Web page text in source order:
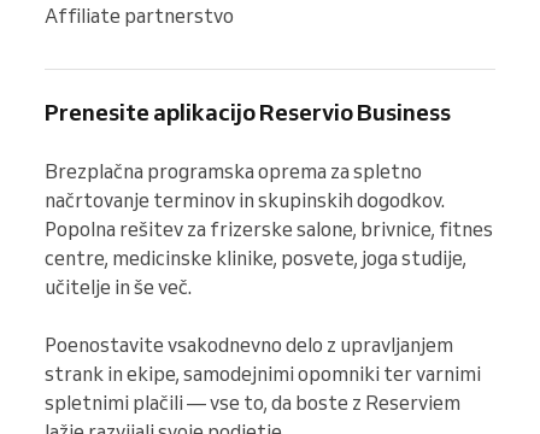
Affiliate partnerstvo
Prenesite aplikacijo Reservio Business
Brezplačna programska oprema za spletno
načrtovanje terminov in skupinskih dogodkov.
Popolna rešitev za frizerske salone, brivnice, fitnes
centre, medicinske klinike, posvete, joga studije,
učitelje in še več.
Poenostavite vsakodnevno delo z upravljanjem
strank in ekipe, samodejnimi opomniki ter varnimi
spletnimi plačili — vse to, da boste z Reserviem